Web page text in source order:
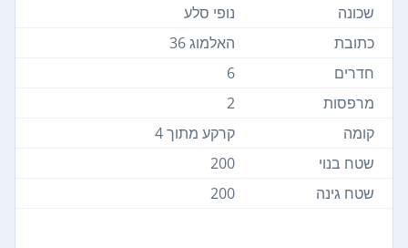
שכונה
נופי סלע
כתובת
האלמוג 36
חדרים
6
מרפסות
2
קומה
קרקע מתוך 4
שטח בנוי
200
שטח גינה
200